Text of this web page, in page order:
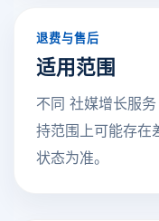
退费与售后
适用范围
不同 社媒增长服
持范围上可能存在
状态为准。